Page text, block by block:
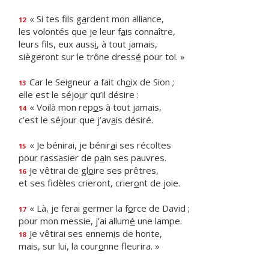
12 « Si tes fils gardent mon alliance,
les volontés que je leur fais connaître,
leurs fils, eux aussi, à tout jamais,
siègeront sur le trône dressé pour toi. »
13 Car le Seigneur a fait choix de Sion ;
elle est le séjour qu’il désire :
14 « Voilà mon repos à tout jamais,
c’est le séjour que j’avais désiré.
15 « Je bénirai, je bénirai ses récoltes
pour rassasier de pain ses pauvres.
16 Je vêtirai de gloire ses prêtres,
et ses fidèles crieront, crieront de joie.
17 « Là, je ferai germer la force de David ;
pour mon messie, j’ai allumé une lampe.
18 Je vêtirai ses ennemis de honte,
mais, sur lui, la couronne fleurira. »